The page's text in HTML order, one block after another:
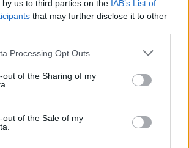
us to third parties on the IAB’s List of
that may further disclose it to other
Processing Opt Outs
out of the Sharing of my
out of the Sale of my
nusimato karštas: temperatūra kils iki
00:15:54
laiko bandymu įsitvirtinti
jis yra neteisus